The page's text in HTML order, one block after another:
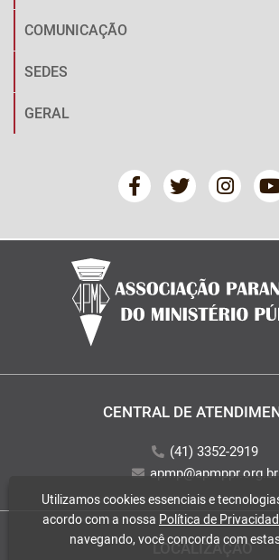
COMUNICAÇÃO
SEDES
GERAL
CENTRAL DE
(41) 3352-2919
apmp@apmppr.org.br
LOCALIZAÇÃO
Utilizamos cookies essenciais e
acordo com a nossa Política de
navegando, você concorda com